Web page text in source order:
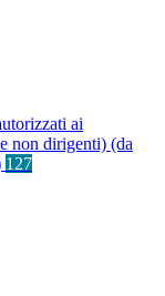
ai
non dirigenti) (da
127